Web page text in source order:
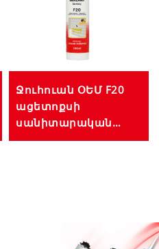
Ջուհուան ՕԵՄ F20
ացետոքսի
սանիտարական
սիլիկոնային